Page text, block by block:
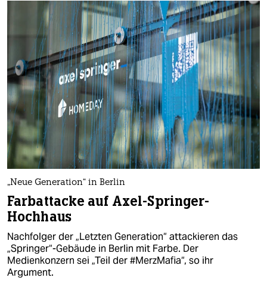
„Neue Generation“ in Berlin
Farbattacke auf Axel-Springer-
Hochhaus
Nachfolger der „Letzten Generation“ attackieren das
„Springer“-Gebäude in Berlin mit Farbe. Der
Medienkonzern sei „Teil der #MerzMafia“, so ihr
Argument.